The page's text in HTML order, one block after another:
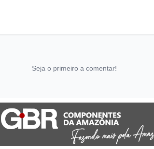
Seja o primeiro a comentar!